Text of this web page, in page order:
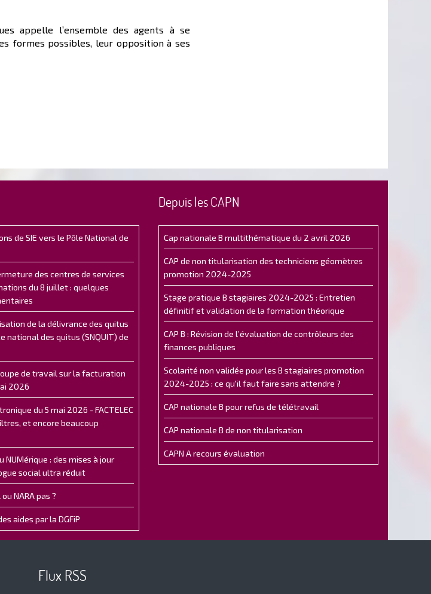
appelle l’ensemble des agents à se
formes possibles, leur opposition à ses
de SIE vers le Pôle National de
des centres de services
du 8 juillet : quelques
de la délivrance des quitus
national des quitus (SNQUIT) de
de travail sur la facturation
2026
du 5 mai 2026 - FACTELEC
et encore beaucoup
NUMérique : des mises à jour
social ultra réduit
NARA pas ?
aides par la DGFiP
Depuis les CAPN
Cap nationale B multithématique du 2 avril 2026
CAP de non titularisation des techniciens géomètres
promotion 2024-2025
Stage pratique B stagiaires 2024-2025 : Entretien
définitif et validation de la formation théorique
CAP B : Révision de l’évaluation de contrôleurs des
finances publiques
Scolarité non validée pour les B stagiaires promotion
2024-2025 : ce qu'il faut faire sans attendre ?
CAP nationale B pour refus de télétravail
CAP nationale B de non titularisation
CAPN A recours évaluation
Flux RSS